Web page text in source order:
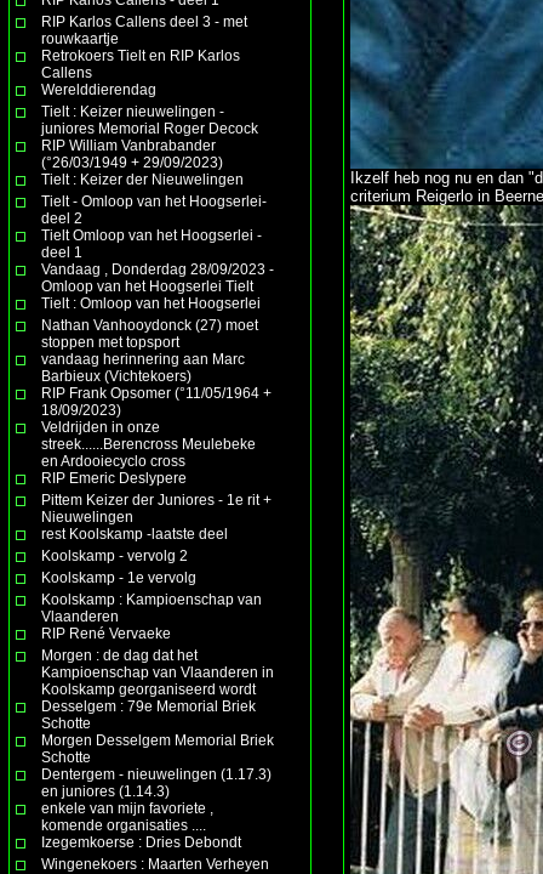
RIP Karlos Callens deel 3 - met
rouwkaartje
Retrokoers Tielt en RIP Karlos
Callens
Werelddierendag
Tielt : Keizer nieuwelingen -
juniores Memorial Roger Decock
RIP William Vanbrabander
(°26/03/1949 + 29/09/2023)
Tielt : Keizer der Nieuwelingen
Tielt - Omloop van het Hoogserlei-
deel 2
Tielt Omloop van het Hoogserlei -
deel 1
Vandaag , Donderdag 28/09/2023 -
Omloop van het Hoogserlei Tielt
Tielt : Omloop van het Hoogserlei
Nathan Vanhooydonck (27) moet
stoppen met topsport
vandaag herinnering aan Marc
Barbieux (Vichtekoers)
RIP Frank Opsomer (°11/05/1964 +
18/09/2023)
Veldrijden in onze
streek......Berencross Meulebeke
en Ardooiecyclo cross
RIP Emeric Deslypere
Pittem Keizer der Juniores - 1e rit +
Nieuwelingen
rest Koolskamp -laatste deel
Koolskamp - vervolg 2
Koolskamp - 1e vervolg
Koolskamp : Kampioenschap van
Vlaanderen
RIP René Vervaeke
Morgen : de dag dat het
Kampioenschap van Vlaanderen in
Koolskamp georganiseerd wordt
Desselgem : 79e Memorial Briek
Schotte
Morgen Desselgem Memorial Briek
Schotte
Dentergem - nieuwelingen (1.17.3)
en juniores (1.14.3)
enkele van mijn favoriete ,
komende organisaties ....
Izegemkoerse : Dries Debondt
Wingenekoers : Maarten Verheyen
Ikzelf heb nog nu en dan
criterium Reigerlo in